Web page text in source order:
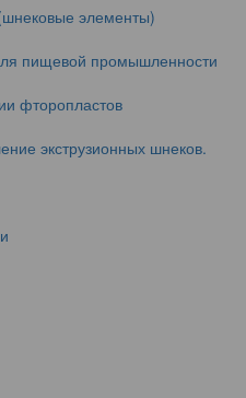
элементы)
пищевой промышленности
фторопластов
экструзионных шнеков.